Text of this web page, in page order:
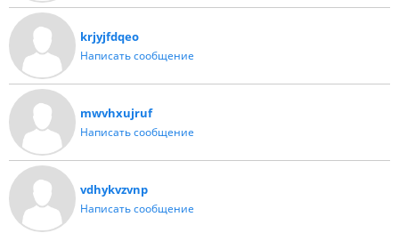
krjyjfdqeo
Написать сообщение
mwvhxujruf
Написать сообщение
vdhykvzvnp
Написать сообщение